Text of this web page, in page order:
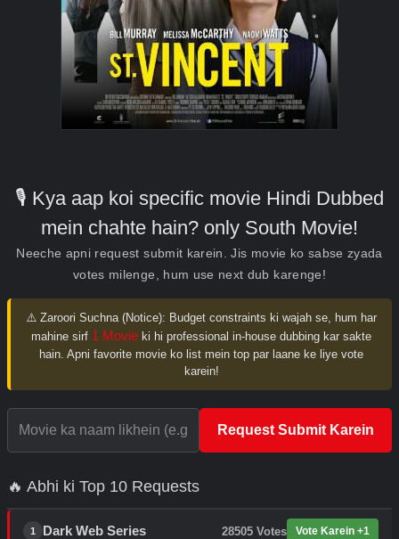
🎙️ Kya aap koi specific movie Hindi Dubbed
mein chahte hain? only South Movie!
Neeche apni request submit karein. Jis movie ko sabse zyada
votes milenge, hum use next dub karenge!
⚠️ Zaroori Suchna (Notice): Budget constraints ki wajah se, hum har
mahine sirf 1 Movie ki hi professional in-house dubbing kar sakte
hain. Apni favorite movie ko list mein top par laane ke liye vote
karein!
Request Submit Karein
🔥 Abhi ki Top 10 Requests
1 Dark Web Series 28505 Votes Vote Karein +1